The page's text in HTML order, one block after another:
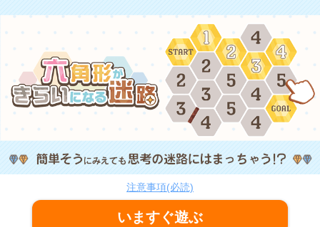
脳トレ
注意事項(必読)
いますぐ遊ぶ